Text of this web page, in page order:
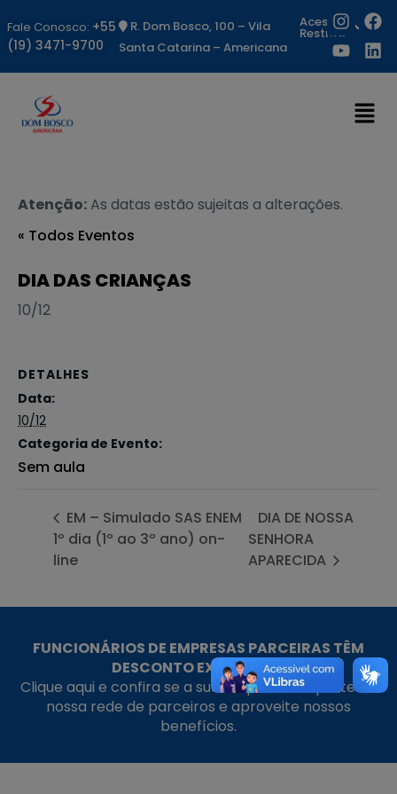
Fale Conosco: +55
(19) 3471-9700
R. Dom Bosco, 100 – Vila
Santa Catarina – Americana
Acesso
Restrito
Atenção:As datas estão sujeitas a alterações.
« Todos Eventos
DIA DAS CRIANÇAS
10/12
DETALHES
Data:
10/12
Categoria de Evento:
Sem aula
EM – Simulado SAS ENEM
1º dia (1º ao 3º ano) on-
line
DIA DE NOSSA
SENHORA
APARECIDA
FUNCIONÁRIOS DE EMPRESAS PARCEIRAS TÊM
DESCONTO EXCLUSIVO!
Clique aqui e confira se a sua empresa faz parte da
nossa rede de parceiros e aproveite nossos
benefícios.